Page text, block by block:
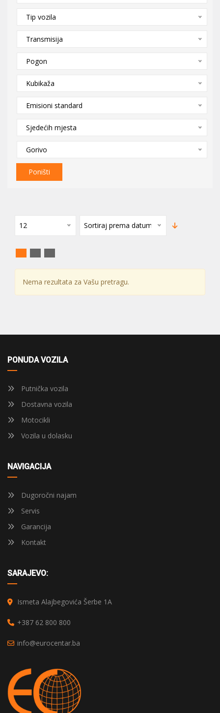
Tip vozila
Transmisija
Pogon
Kubikaža
Emisioni standard
Sjedećih mjesta
Gorivo
Poništi
12 Sortiraj prema datumu
Nema rezultata za Vašu pretragu.
PONUDA VOZILA
Putnička vozila
Dostavna vozila
Motocikli
Vozila u dolasku
NAVIGACIJA
Dugoročni najam
Servis
Garancija
Kontakt
SARAJEVO:
Ismeta Alajbegovića Šerbe 1A
+387 62 800 800
info@eurocentar.ba